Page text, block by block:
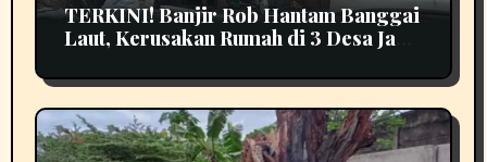
TERKINI! Banjir Rob Hantam Banggai
Laut, Kerusakan Rumah di 3 Desa Jadi